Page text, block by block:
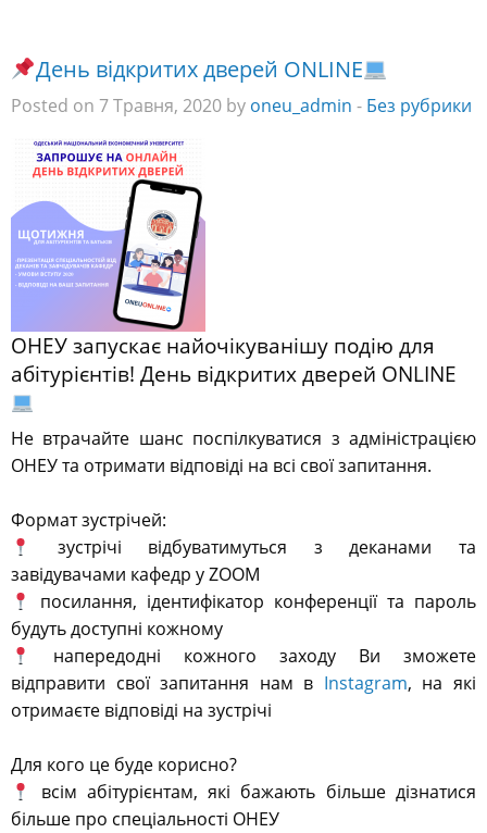
День відкритих дверей ONLINE
Posted on 7 Травня, 2020 by oneu_admin - Без рубрики
ОНЕУ запускає найочікуванішу подію для
абітурієнтів! День відкритих дверей ONLINE
Не втрачайте шанс поспілкуватися з адміністрацією
ОНЕУ та отримати відповіді на всі свої запитання.
Формат зустрічей:⠀
зустрічі відбуватимуться з деканами та
завідувачами кафедр у ZOOM ⠀
посилання, ідентифікатор конференції та пароль
будуть доступні кожному⠀
напередодні кожного заходу Ви зможете
відправити свої запитання нам в Instagram, на які
отримаєте відповіді на зустрічі
Для кого це буде корисно?⠀
всім абітурієнтам, які бажають більше дізнатися
більше про спеціальності ОНЕУ ⠀